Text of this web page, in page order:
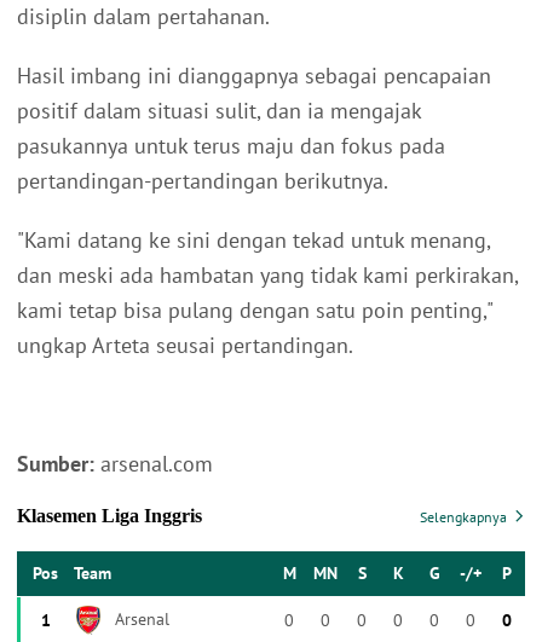
disiplin dalam pertahanan.
Hasil imbang ini dianggapnya sebagai pencapaian
positif dalam situasi sulit, dan ia mengajak
pasukannya untuk terus maju dan fokus pada
pertandingan-pertandingan berikutnya.
"Kami datang ke sini dengan tekad untuk menang,
dan meski ada hambatan yang tidak kami perkirakan,
kami tetap bisa pulang dengan satu poin penting,"
ungkap Arteta seusai pertandingan.
Sumber: arsenal.com